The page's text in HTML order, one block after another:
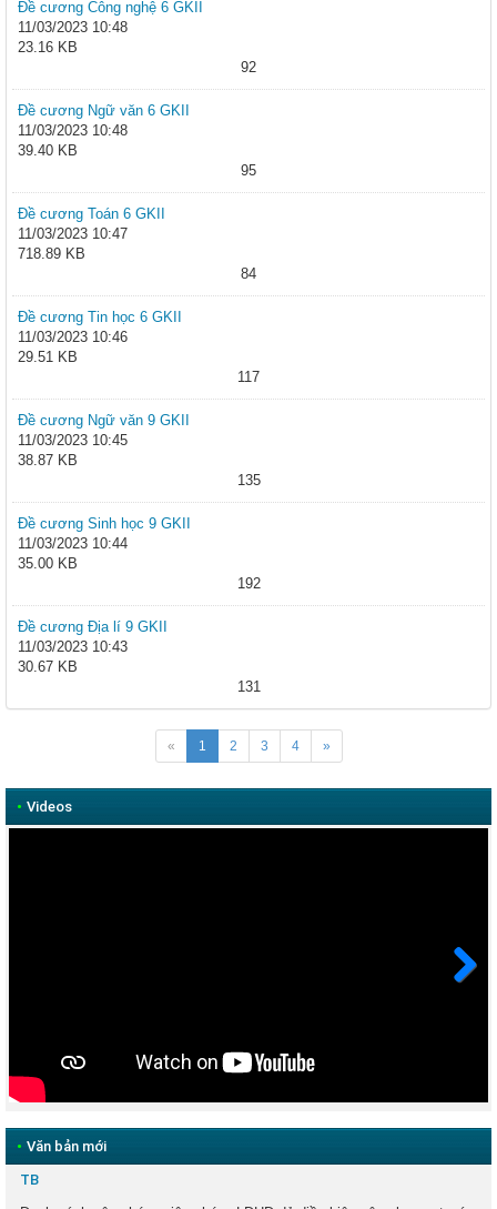
Đề cương Công nghệ 6 GKII
11/03/2023 10:48
23.16 KB
92
Đề cương Ngữ văn 6 GKII
11/03/2023 10:48
39.40 KB
95
Đề cương Toán 6 GKII
11/03/2023 10:47
718.89 KB
84
Đề cương Tin học 6 GKII
11/03/2023 10:46
29.51 KB
117
Đề cương Ngữ văn 9 GKII
11/03/2023 10:45
38.87 KB
135
Đề cương Sinh học 9 GKII
11/03/2023 10:44
35.00 KB
192
Đề cương Địa lí 9 GKII
11/03/2023 10:43
30.67 KB
131
« 1 2 3 4 »
• Videos
• Văn bản mới
TB